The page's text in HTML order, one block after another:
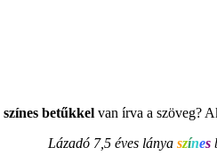
színes betűkkel van írva a szöveg?
Lázadó 7,5 éves lánya színes